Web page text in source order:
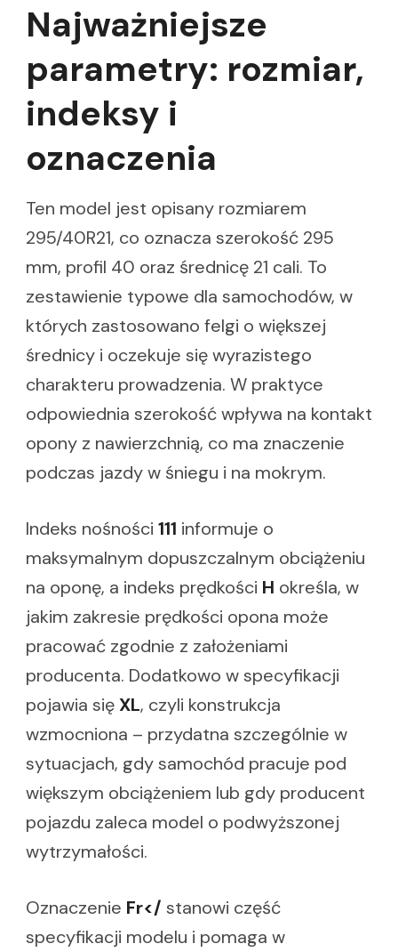
Najważniejsze
parametry: rozmiar,
indeksy i
oznaczenia
Ten model jest opisany rozmiarem
295/40R21, co oznacza szerokość 295
mm, profil 40 oraz średnicę 21 cali. To
zestawienie typowe dla samochodów, w
których zastosowano felgi o większej
średnicy i oczekuje się wyrazistego
charakteru prowadzenia. W praktyce
odpowiednia szerokość wpływa na kontakt
opony z nawierzchnią, co ma znaczenie
podczas jazdy w śniegu i na mokrym.
Indeks nośności 111 informuje o
maksymalnym dopuszczalnym obciążeniu
na oponę, a indeks prędkości H określa, w
jakim zakresie prędkości opona może
pracować zgodnie z założeniami
producenta. Dodatkowo w specyfikacji
pojawia sięXL, czyli konstrukcja
wzmocniona – przydatna szczególnie w
sytuacjach, gdy samochód pracuje pod
większym obciążeniem lub gdy producent
pojazdu zaleca model o podwyższonej
wytrzymałości.
Oznaczenie Fr</ stanowi część
specyfikacji modelu i pomaga w